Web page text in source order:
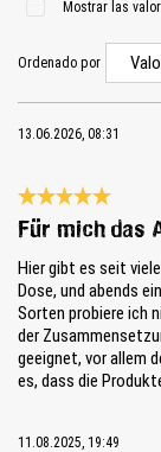
Mostrar las
Ordenado por
13.06.2026, 08:31
Reseña con
Für mich das
Hier gibt es seit
Dose, und abends
Sorten probiere ich
der
geeignet, vor allem
es, dass die
11.08.2025, 19:49